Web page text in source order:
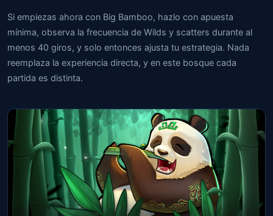
Si empiezas ahora con Big Bamboo, hazlo con apuesta
mínima, observa la frecuencia de Wilds y scatters durante al
menos 40 giros, y solo entonces ajusta tu estrategia. Nada
reemplaza la experiencia directa, y en este bosque cada
partida es distinta.